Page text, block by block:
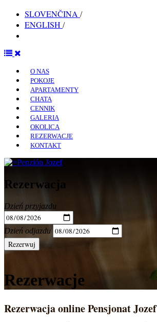
SLOVENČINA /
ENGLISH /
O NAS
POKOJE
APARTAMENTY
CHATA
CENNIK
GALERIA
OKOLICA
REZERWACJE
KONTAKT
Rezerwacja
Dzień przyjazdu
Dzień odjazdu
Rezerwuj
Rezerwacje
Rezerwacja online Pensjonat Jozef